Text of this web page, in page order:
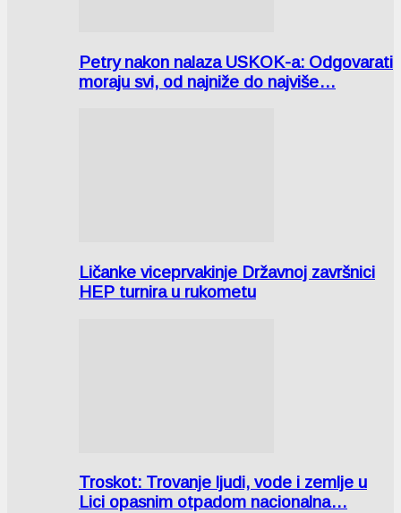
Petry nakon nalaza USKOK-a: Odgovarati
moraju svi, od najniže do najviše…
Ličanke viceprvakinje Državnoj završnici
HEP turnira u rukometu
Troskot: Trovanje ljudi, vode i zemlje u
Lici opasnim otpadom nacionalna…